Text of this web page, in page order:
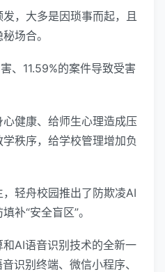
，大多是因琐事而起，且
场合。
、11.59%的案件导致受害
健康、给师生心理造成压
秩序，给学校管理增加负
轻舟校园推出了防欺凌AI
补“安全盲区”。
AI语音识别技术的全新一
识别终端、微信小程序、